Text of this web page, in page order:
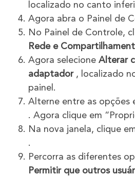
localizado no canto
Agora abra o Painel de
No Painel de Controle,
Rede e
Agora selecione Alterar
adaptador , localizado
painel.
Alterne entre as opções
. Agora clique em
Na nova janela, clique
.
Percorra as diferentes
Permitir que outros